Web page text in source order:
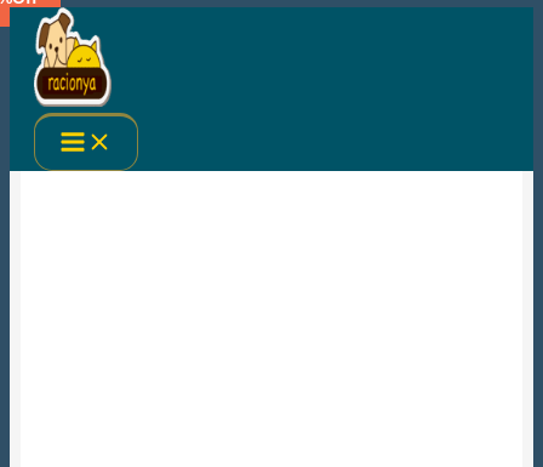
contenido